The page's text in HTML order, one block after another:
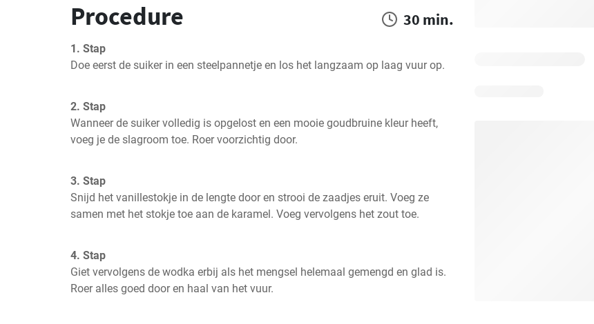
Procedure 30 min.
1. Stap
Doe eerst de suiker in een steelpannetje en los het langzaam op laag vuur op.
2. Stap
Wanneer de suiker volledig is opgelost en een mooie goudbruine kleur heeft,
voeg je de slagroom toe. Roer voorzichtig door.
3. Stap
Snijd het vanillestokje in de lengte door en strooi de zaadjes eruit. Voeg ze
samen met het stokje toe aan de karamel. Voeg vervolgens het zout toe.
4. Stap
Giet vervolgens de wodka erbij als het mengsel helemaal gemengd en glad is.
Roer alles goed door en haal van het vuur.